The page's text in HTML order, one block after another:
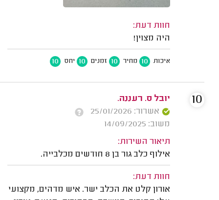
חוות דעת:
היה מצוין!
איכות 10 מחיר 10 זמנים 10 יחס 10
יובל ס. רעננה.
אשרור: 25/01/2026
משוב: 14/09/2025
תיאור השירות:
אילוף כלב גור בן 8 חודשים מכלבייה.
חוות דעת:
אורון קלט את הכלב ישר. איש מדהים, מקצועי
10